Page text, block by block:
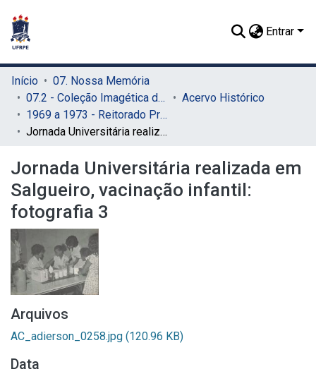
Entrar
Início
07. Nossa Memória
07.2 - Coleção Imagética do SIB
Acervo Histórico
1969 a 1973 - Reitorado Prof. Adierson Erasmo de Azevedo
Jornada Universitária realizada em Salgueiro, vacinação infantil: fotografia 3
Jornada Universitária realizada em
Salgueiro, vacinação infantil:
fotografia 3
Arquivos
AC_adierson_0258.jpg (120.96 KB)
Data